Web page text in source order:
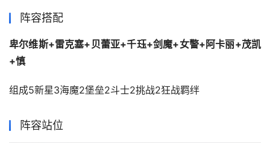
阵容搭配
卑尔维斯+雷克塞+贝蕾亚+千珏+剑魔+女警+阿卡丽+茂凯
+慎
组成5新星3海魔2堡垒2斗士2挑战2狂战羁绊
阵容站位